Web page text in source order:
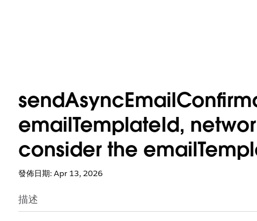
emailTemplateId,
consider the
發佈日期: Apr 13, 2026
描述